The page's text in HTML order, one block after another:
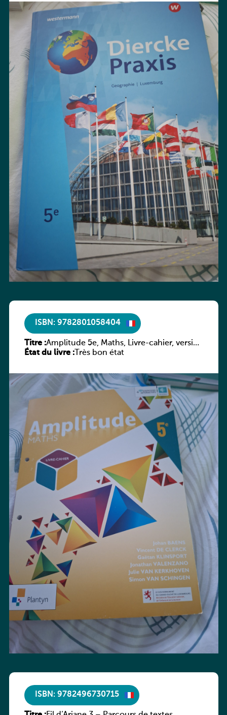
ISBN: 9782801058404
Titre :Amplitude 5e, Maths, Livre-cahier, version
luxembourgeoise
État du livre :Très bon état
ISBN: 9782496730715